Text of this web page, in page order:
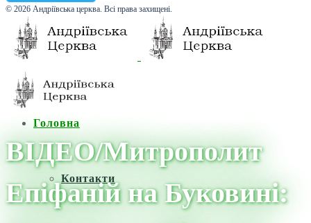
© 2026 Андріївська церква. Всі права захищені.
Головна
Контакти
ВІДЕО/Митрополит
Епіфаній на Буковині: